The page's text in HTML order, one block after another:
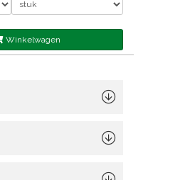
Winkelwagen